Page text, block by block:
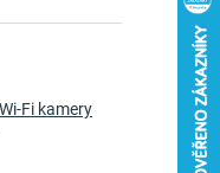
Fi kamery